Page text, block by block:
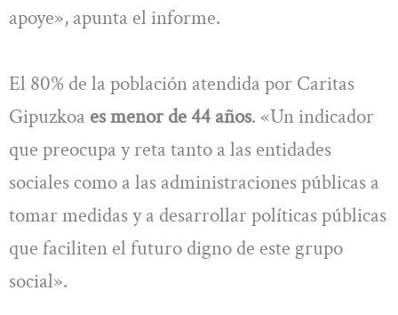
apoye», apunta el informe.
El 80% de la población atendida por Caritas
Gipuzkoa es menor de 44 años. «Un indicador
que preocupa y reta tanto a las entidades
sociales como a las administraciones públicas a
tomar medidas y a desarrollar políticas públicas
que faciliten el futuro digno de este grupo
social».